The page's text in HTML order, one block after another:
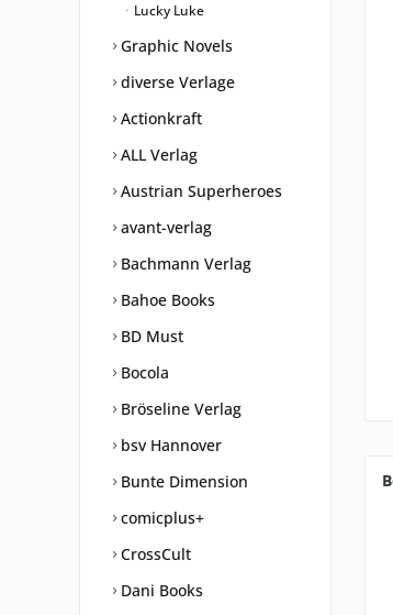
Lucky Luke
Graphic Novels
diverse Verlage
Actionkraft
ALL Verlag
Austrian Superheroes
avant-verlag
Bachmann Verlag
Bahoe Books
BD Must
Bocola
Bröseline Verlag
bsv Hannover
Bunte Dimension
comicplus+
CrossCult
Dani Books